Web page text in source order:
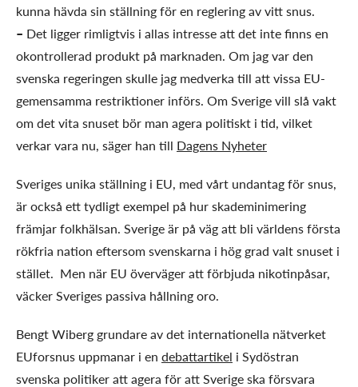
kunna hävda sin ställning för en reglering av vitt snus.
– Det ligger rimligtvis i allas intresse att det inte finns en
okontrollerad produkt på marknaden. Om jag var den
svenska regeringen skulle jag medverka till att vissa EU-
gemensamma restriktioner införs. Om Sverige vill slå vakt
om det vita snuset bör man agera politiskt i tid, vilket
verkar vara nu, säger han till Dagens Nyheter
Sveriges unika ställning i EU, med vårt undantag för snus,
är också ett tydligt exempel på hur skademinimering
främjar folkhälsan. Sverige är på väg att bli världens första
rökfria nation eftersom svenskarna i hög grad valt snuset i
stället. Men när EU överväger att förbjuda nikotinpåsar,
väcker Sveriges passiva hållning oro.
Bengt Wiberg grundare av det internationella nätverket
EUforsnus uppmanar i en debattartikel i Sydöstran
svenska politiker att agera för att Sverige ska försvara